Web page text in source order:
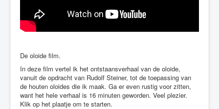
De oloide film.
In deze film vertel ik het ontstaansverhaal van de oloide,
vanuit de opdracht van Rudolf Steiner, tot de toepassing van
de houten oloides die ik maak. Ga er even rustig voor zitten,
want het hele verhaal is 16 minuten geworden. Veel plezier.
Klik op het plaatje om te starten.